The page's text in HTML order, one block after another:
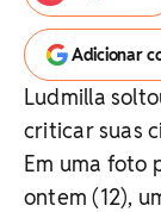
Adicionar
Ludmilla
criticar suas
Em uma foto
ontem (12),